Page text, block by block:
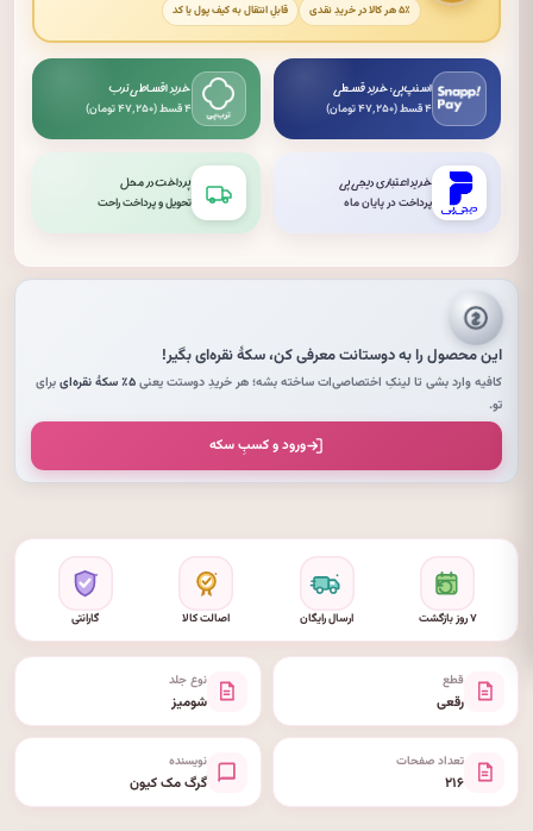
۵٪ هر کالا در خریدِ نقدی قابلِ انتقال به کیف پول یا کد
اسنپ‌پی: خرید قسطی
۴ قسط (۴۷٬۲۵۰ تومان)
خرید اقساطی ترب
۴ قسط (۴۷٬۲۵۰ تومان)
خرید اعتباری دیجی‌پی
پرداخت در پایان ماه
پرداخت در محل
تحویل و پرداخت راحت
این محصول را به دوستانت معرفی کن،سکهٔ نقره‌ایبگیر!
کافیه وارد بشی تا لینکِ اختصاصی‌ات ساخته بشه؛ هر خریدِ دوستت یعنی۵٪ سکهٔ نقره‌ای
برای
تو.
ورود و کسبِ سکه
۷ روز بازگشت ارسال رایگان اصالت کالا گارانتی
قطع
رقعی
نوع جلد
شومیز
تعداد صفحات
۲۱۶
نویسنده
گرگ مک کیون